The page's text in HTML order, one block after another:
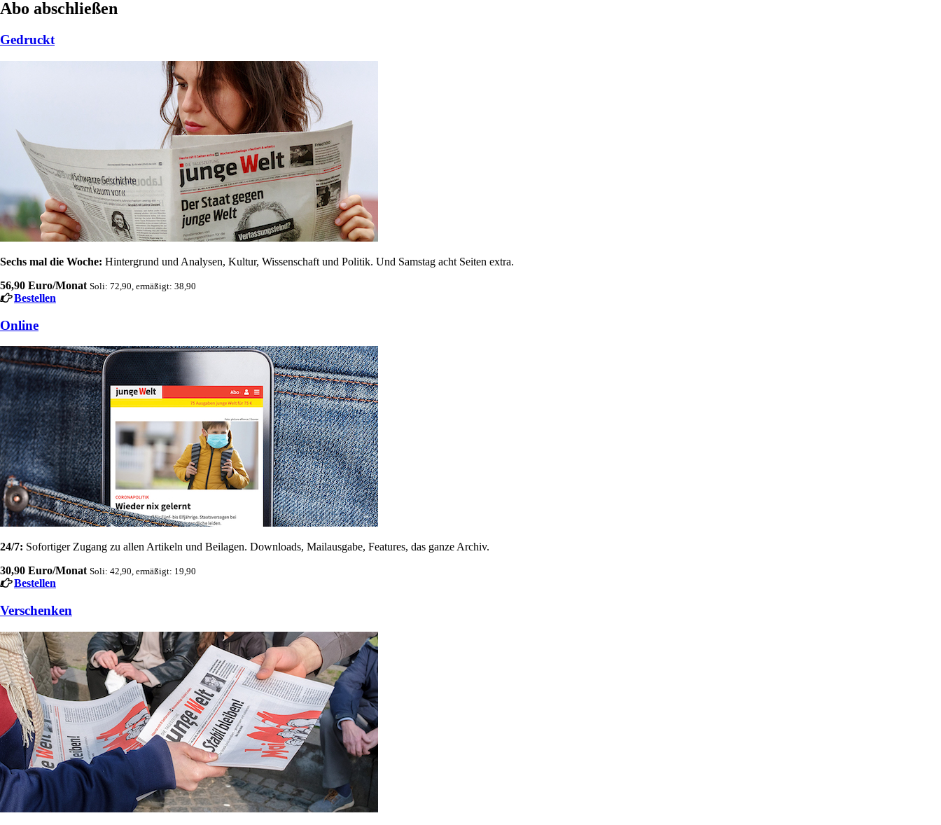
Abo abschließen
Gedruckt
Sechs mal die Woche: Hintergrund und Analysen, Kultur, Wissenschaft und Politik. Und Samstag acht Seiten extra.
56,90 Euro/Monat Soli: 72,90, ermäßigt: 38,90
Bestellen
Online
24/7: Sofortiger Zugang zu allen Artikeln und Beilagen. Downloads, Mailausgabe, Features, das ganze Archiv.
30,90 Euro/Monat Soli: 42,90, ermäßigt: 19,90
Bestellen
Verschenken